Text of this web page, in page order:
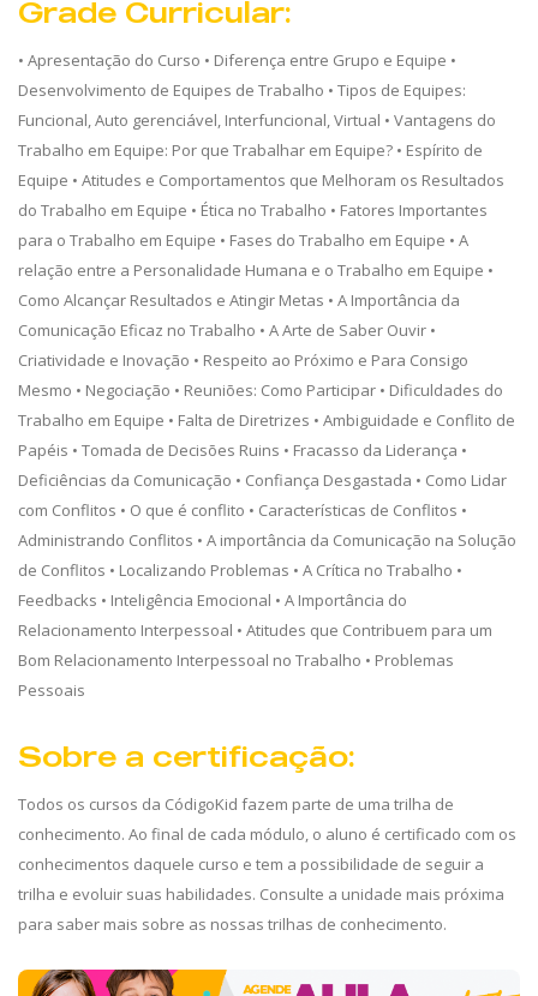
Grade Curricular:
• Apresentação do Curso • Diferença entre Grupo e Equipe •
Desenvolvimento de Equipes de Trabalho • Tipos de Equipes:
Funcional, Auto gerenciável, Interfuncional, Virtual • Vantagens do
Trabalho em Equipe: Por que Trabalhar em Equipe? • Espírito de
Equipe • Atitudes e Comportamentos que Melhoram os Resultados
do Trabalho em Equipe • Ética no Trabalho • Fatores Importantes
para o Trabalho em Equipe • Fases do Trabalho em Equipe • A
relação entre a Personalidade Humana e o Trabalho em Equipe •
Como Alcançar Resultados e Atingir Metas • A Importância da
Comunicação Eficaz no Trabalho • A Arte de Saber Ouvir •
Criatividade e Inovação • Respeito ao Próximo e Para Consigo
Mesmo • Negociação • Reuniões: Como Participar • Dificuldades do
Trabalho em Equipe • Falta de Diretrizes • Ambiguidade e Conflito de
Papéis • Tomada de Decisões Ruins • Fracasso da Liderança •
Deficiências da Comunicação • Confiança Desgastada • Como Lidar
com Conflitos • O que é conflito • Características de Conflitos •
Administrando Conflitos • A importância da Comunicação na Solução
de Conflitos • Localizando Problemas • A Crítica no Trabalho •
Feedbacks • Inteligência Emocional • A Importância do
Relacionamento Interpessoal • Atitudes que Contribuem para um
Bom Relacionamento Interpessoal no Trabalho • Problemas
Pessoais
Sobre a certificação:
Todos os cursos da CódigoKid fazem parte de uma trilha de
conhecimento. Ao final de cada módulo, o aluno é certificado com os
conhecimentos daquele curso e tem a possibilidade de seguir a
trilha e evoluir suas habilidades. Consulte a unidade mais próxima
para saber mais sobre as nossas trilhas de conhecimento.